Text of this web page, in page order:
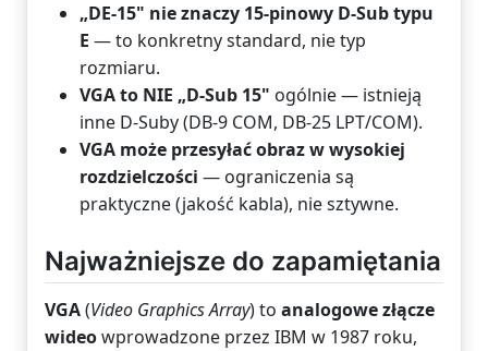
„DE-15" nie znaczy 15-pinowy D-Sub typu
E — to konkretny standard, nie typ
rozmiaru.
VGA to NIE „D-Sub 15" ogólnie — istnieją
inne D-Suby (DB-9 COM, DB-25 LPT/COM).
VGA może przesyłać obraz w wysokiej
rozdzielczości — ograniczenia są
praktyczne (jakość kabla), nie sztywne.
Najważniejsze do zapamiętania
VGA(Video Graphics Array) to analogowe złącze
wideowprowadzone przez IBM w 1987 roku,